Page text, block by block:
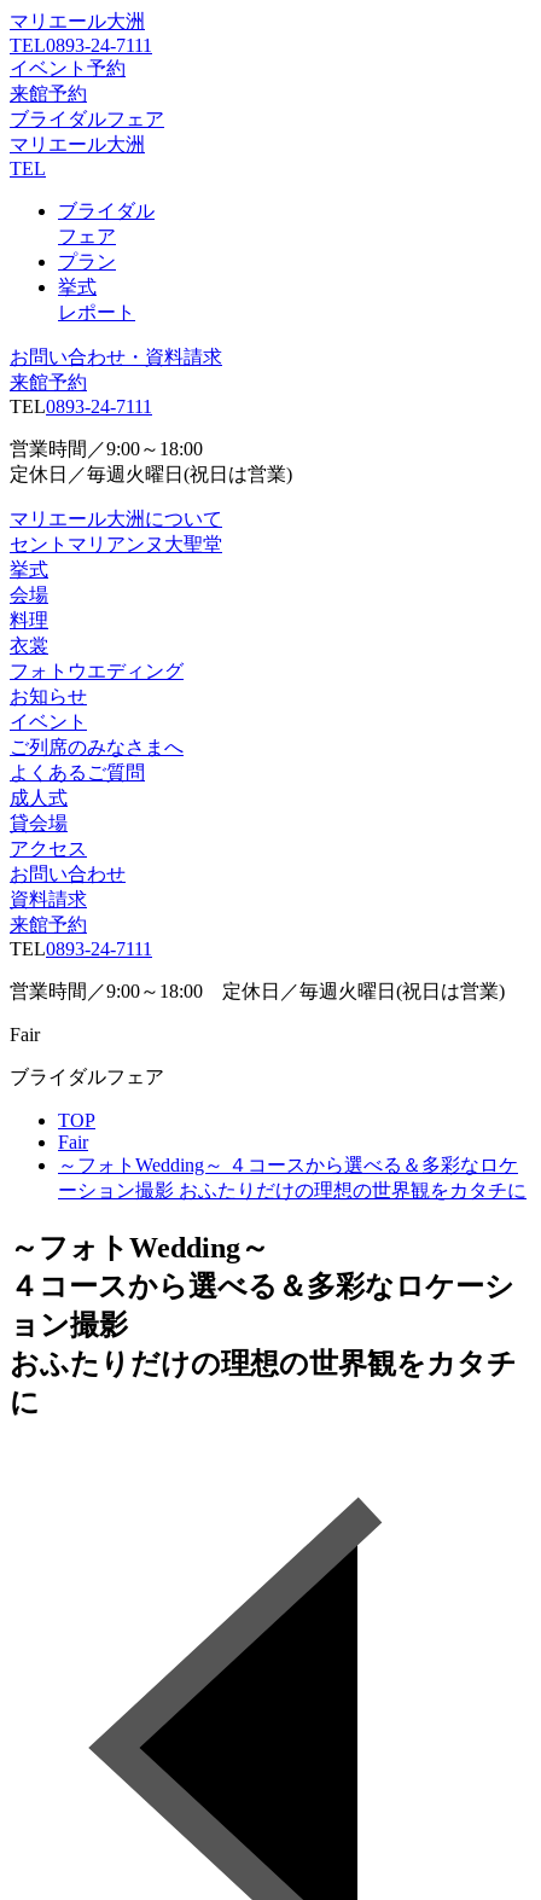
マリエール大洲
TEL0893-24-7111
イベント予約
来館予約
ブライダルフェア
マリエール大洲
TEL
ブライダル
フェア
プラン
挙式
レポート
お問い合わせ・資料請求
来館予約
TEL0893-24-7111
営業時間／9:00～18:00
定休日／毎週火曜日(祝日は営業)
マリエール大洲について
セントマリアンヌ大聖堂
挙式
会場
料理
衣裳
フォトウエディング
お知らせ
イベント
ご列席のみなさまへ
よくあるご質問
成人式
貸会場
アクセス
お問い合わせ
資料請求
来館予約
TEL0893-24-7111
営業時間／9:00～18:00 定休日／毎週火曜日(祝日は営業)
Fair
ブライダルフェア
TOP
Fair
～フォトWedding～ ４コースから選べる＆多彩なロケ
ーション撮影 おふたりだけの理想の世界観をカタチに
～フォトWedding～
４コースから選べる＆多彩なロケーシ
ョン撮影
おふたりだけの理想の世界観をカタチ
に